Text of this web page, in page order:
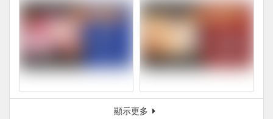
顯示更多